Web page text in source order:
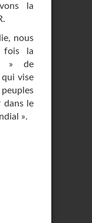
la
nous
fois la
» de
qui vise
dans le
».